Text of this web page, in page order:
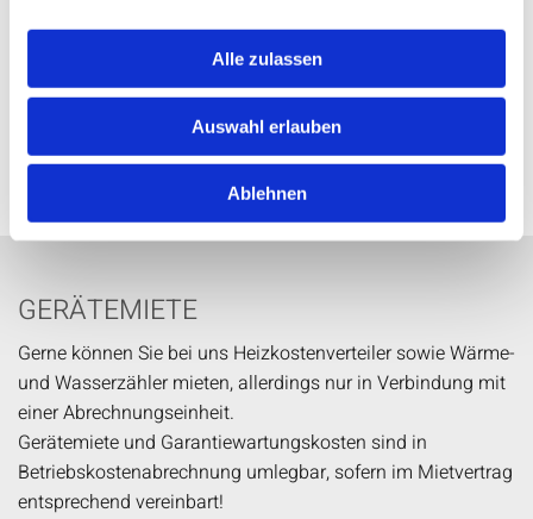
Alle zulassen
Auswahl erlauben
Ablehnen
individuelle Abrechnungslösungen nach
Kundenwunsch (HKVO-konform)
persönliche Beratung für Vermieter und Mieter -
sprechen Sie uns an, wir stehen mit Rat und Tat
jederzeit zu Ihrer Verfügung!
GERÄTEMIETE
Gerne können Sie bei uns Heizkostenverteiler sowie Wärme-
und Wasserzähler mieten, allerdings nur in Verbindung mit
einer Abrechnungseinheit.
Gerätemiete und Garantiewartungskosten sind in
Betriebskostenabrechnung umlegbar, sofern im Mietvertrag
entsprechend vereinbart!